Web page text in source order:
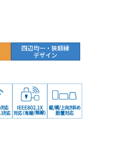
四辺均一・狭額縁
デザイン